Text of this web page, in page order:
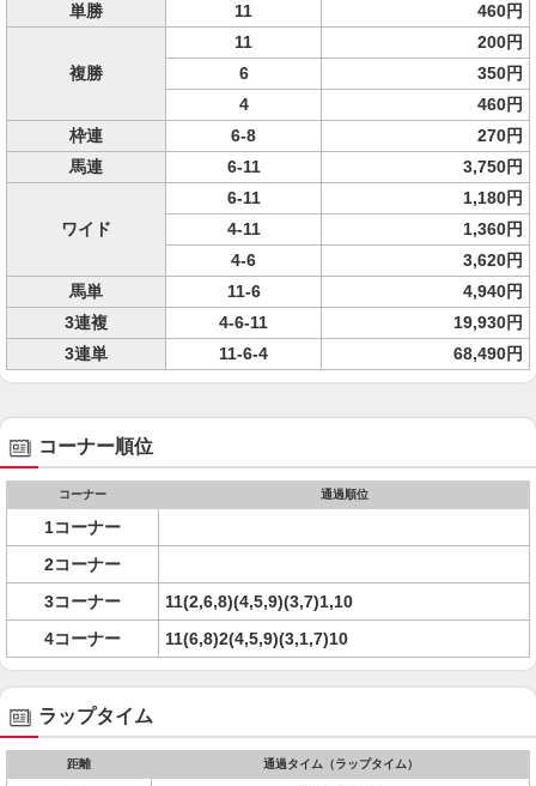
単勝 11 460円
複勝
11
200円
6
350円
4
460円
枠連
6-8
270円
馬連
6-11 3,750円
ワイド
6-11
1,180円
4-11
1,360円
4-6
3,620円
馬単
11-6
4,940円
3連複
4-6-11
19,930円
3連単
11-6-4 68,490円
コーナー順位
コーナー 通過順位
1コーナー
2コーナー
3コーナー
11(2,6,8)(4,5,9)(3,7)1,10
4コーナー
11(6,8)2(4,5,9)(3,1,7)10
ラップタイム
距離 通過タイム（ラップタイム）